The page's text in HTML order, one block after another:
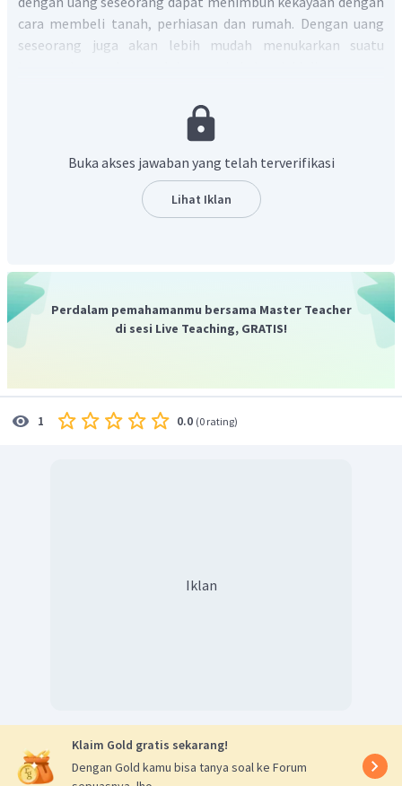
cara membeli tanah, perhiasan dan rumah. Dengan uang
seseorang juga akan lebih mudah menukarkan suatu
Jadi, jawaban yang tepat adalah D.
Buka akses jawaban yang telah terverifikasi
Lihat Iklan
Perdalam pemahamanmu bersama Master Teacher
di sesi Live Teaching, GRATIS!
1 0.0 (0 rating)
Iklan
Klaim Gold gratis sekarang!
Dengan Gold kamu bisa tanya soal ke Forum